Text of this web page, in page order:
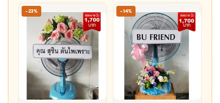
-23% -14%